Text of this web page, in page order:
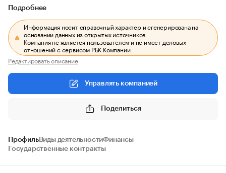
Подробнее
Информация носит справочный характер и сгенерирована на
основании данных из открытых источников.
Компания не является пользователем и не имеет деловых
отношений с сервисом РБК Компании.
Редактировать описание
Управлять компанией
Поделиться
ПрофильВиды деятельностиФинансы
Государственные контракты